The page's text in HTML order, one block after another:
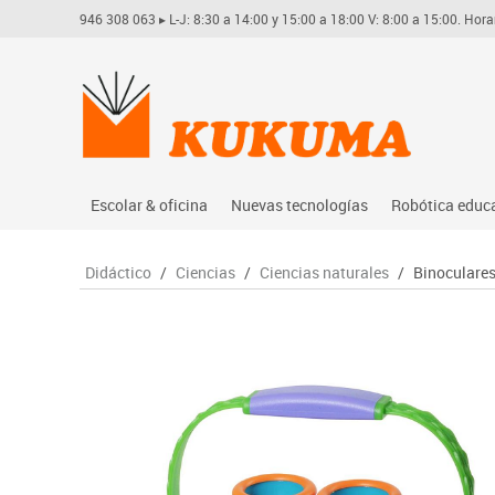
946 308 063 ▸ L-J: 8:30 a 14:00 y 15:00 a 18:00 V: 8:00 a 15:00.
Escolar & oficina
Archivo
Manualidades
Material escolar
Nuevas tecnologías
Audio
Soportes
Videoconferencia
Robótica
Arduino
Otros
Didáctico / Ciencias / Ciencias naturales /